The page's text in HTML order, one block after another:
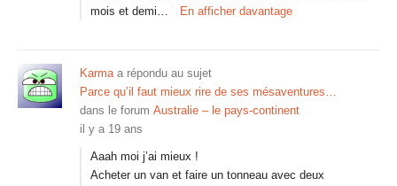
mois et demi…
En afficher davantage
Karmaa répondu au sujet
Parce qu’il faut mieux rire de ses mésaventures…
dans le forum Australie – le pays-continent
il y a 19 ans
Aaah moi j’ai mieux !
Acheter un van et faire un tonneau avec deux